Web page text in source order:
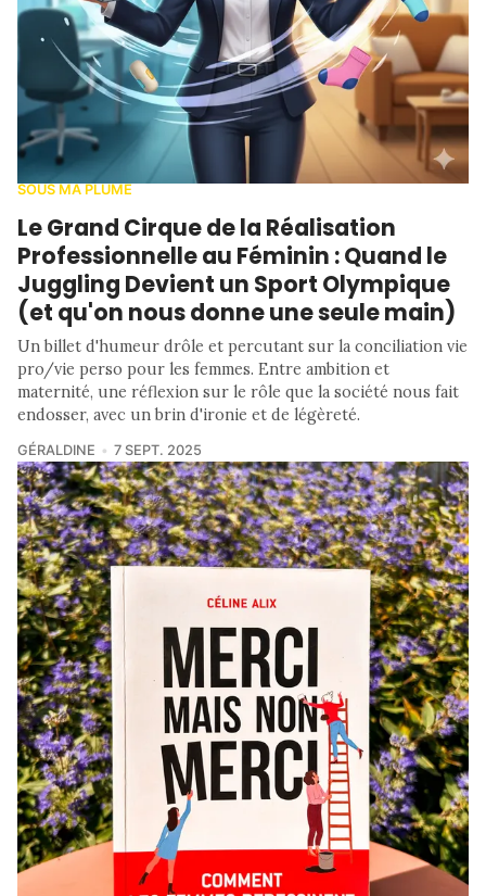
SOUS MA PLUME
Le Grand Cirque de la Réalisation
Professionnelle au Féminin : Quand le
Juggling Devient un Sport Olympique
(et qu'on nous donne une seule main)
Un billet d'humeur drôle et percutant sur la conciliation vie
pro/vie perso pour les femmes. Entre ambition et
maternité, une réflexion sur le rôle que la société nous fait
endosser, avec un brin d'ironie et de légèreté.
GÉRALDINE 7 SEPT. 2025